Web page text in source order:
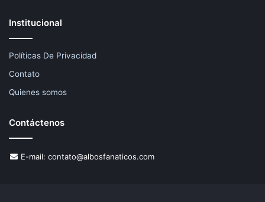
Institucional
Políticas De Privacidad
Contato
Quienes somos
Contáctenos
E-mail: contato@albosfanaticos.com